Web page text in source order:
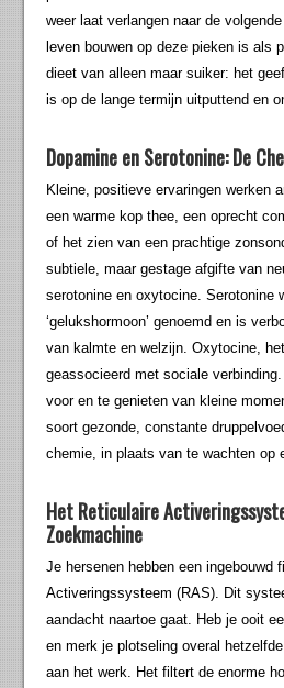
weer laat verlangen naar de
leven bouwen op deze pieken is als
dieet van alleen maar suiker: het
is op de lange termijn uitputtend en
Dopamine en Serotonine: De
Kleine, positieve ervaringen werken
een warme kop thee, een oprecht
of het zien van een prachtige
subtiele, maar gestage afgifte van
serotonine en oxytocine. Serotonine
‘gelukshormoon’ genoemd en is
van kalmte en welzijn. Oxytocine, het
geassocieerd met sociale
voor en te genieten van kleine
soort gezonde, constante
chemie, in plaats van te wachten op
Het Reticulaire
Zoekmachine
Je hersenen hebben een ingebouwd
Activeringssysteem (RAS). Dit
aandacht naartoe gaat. Heb je ooit
en merk je plotseling overal
aan het werk. Het filtert de enorme